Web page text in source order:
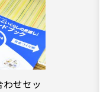
せセッ